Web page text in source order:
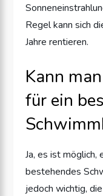
Regel kann sich
Jahre rentieren.
Kann
für ein
Ja, es ist möglich,
bestehendes
jedoch wichtig,